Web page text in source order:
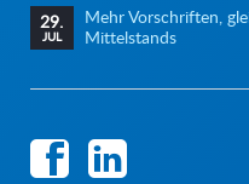
29.
JUL
Mehr Vorschriften,
Mittelstands